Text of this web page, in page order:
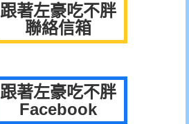
跟著左豪吃不胖
聯絡信箱
跟著左豪吃不胖
Facebook